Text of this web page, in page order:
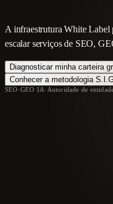
A infraestrutura White Label
escalar serviços de SEO,
Diagnosticar minha carteira
Conhecer a metodologia
SEO·GEO·IA· Autoridade de